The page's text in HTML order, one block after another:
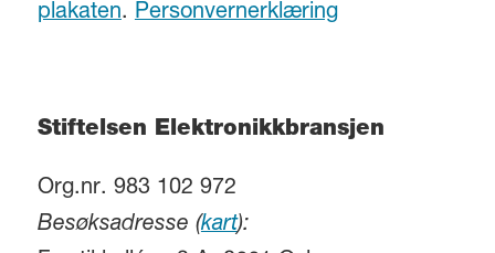
plakaten. Personvernerklæring
Stiftelsen Elektronikkbransjen
Org.nr. 983 102 972
Besøksadresse (kart):